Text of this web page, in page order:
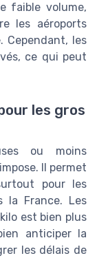
faible volume,
les aéroports
Cependant, les
ce qui peut
les gros
ou moins
Il permet
pour les
la France. Les
est bien plus
anticiper la
les délais de